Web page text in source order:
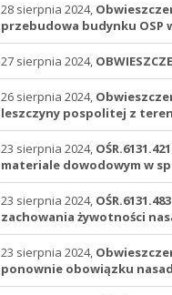
28 sierpnia 2024,
przebudowa budynku OSP
27 sierpnia 2024,
26 sierpnia 2024,
leszczyny pospolitej z
23 sierpnia 2024,
materiale dowodowym w
23 sierpnia 2024,
zachowania żywotności
23 sierpnia 2024,
ponownie obowiązku